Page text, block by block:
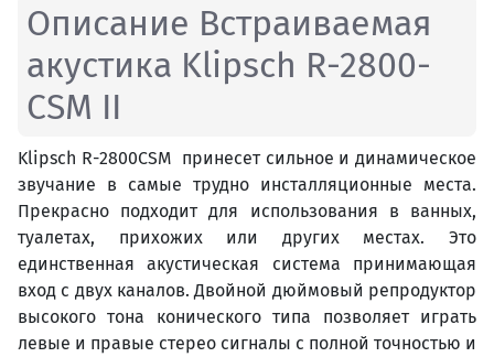
Описание Встраиваемая
акустика Klipsch R-2800-
CSM II
Klipsch R-2800CSM принесет сильное и динамическое
звучание в самые трудно инсталляционные места.
Прекрасно подходит для использования в ванных,
туалетах, прихожих или других местах. Это
единственная акустическая система принимающая
вход с двух каналов. Двойной дюймовый репродуктор
высокого тона конического типа позволяет играть
левые и правые стерео сигналы с полной точностью и